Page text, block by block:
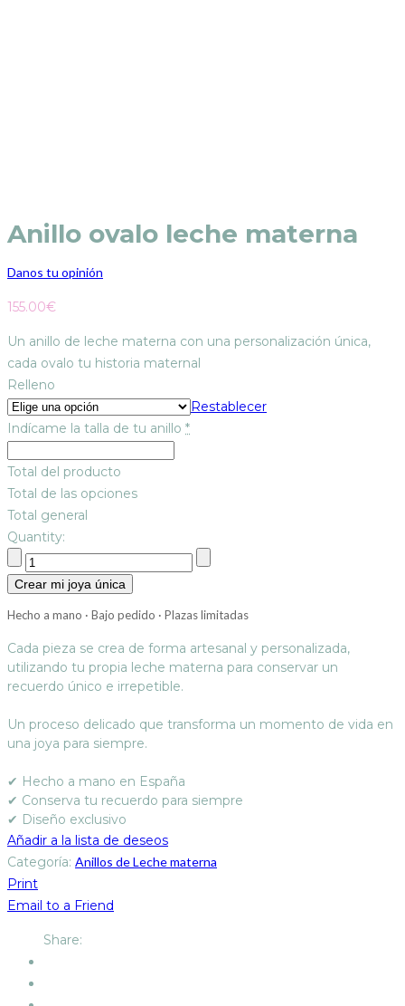
Anillo ovalo leche materna
Danos tu opinión
155.00€
Un anillo de leche materna con una personalización única,
cada ovalo tu historia maternal
Relleno
Restablecer
Indícame la talla de tu anillo *
Total del producto
Total de las opciones
Total general
Quantity:
Crear mi joya única
Hecho a mano · Bajo pedido · Plazas limitadas
Cada pieza se crea de forma artesanal y personalizada,
utilizando tu propia leche materna para conservar un
recuerdo único e irrepetible.
Un proceso delicado que transforma un momento de vida en
una joya para siempre.
✔ Hecho a mano en España
✔ Conserva tu recuerdo para siempre
✔ Diseño exclusivo
Añadir a la lista de deseos
Categoría: Anillos de Leche materna
Print
Email to a Friend
Share: